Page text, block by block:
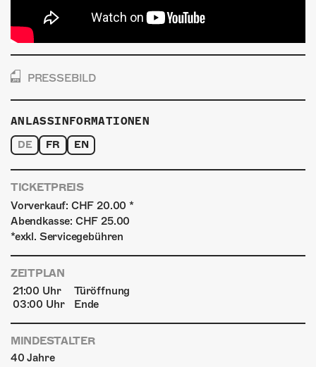
PRESSEBILD
ANLASSINFORMATIONEN
DE FR EN
TICKETPREIS
Vorverkauf: CHF 20.00 *
Abendkasse: CHF 25.00
*exkl. Servicegebühren
ZEITPLAN
21:00 Uhr
Türöffnung
03:00 Uhr
Ende
MINDESTALTER
40 Jahre